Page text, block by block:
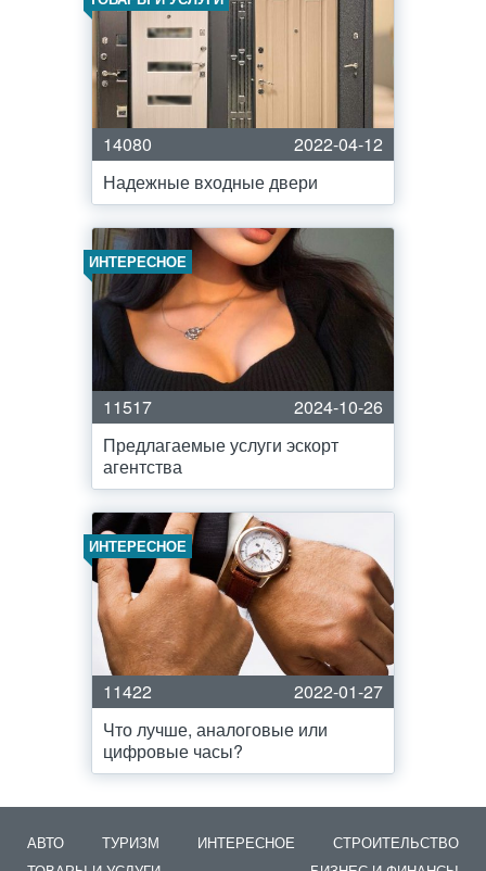
14080
2022-04-12
Надежные входные двери
ИНТЕРЕСНОЕ
11517
2024-10-26
Предлагаемые услуги эскорт
агентства
ИНТЕРЕСНОЕ
11422
2022-01-27
Что лучше, аналоговые или
цифровые часы?
АВТО ТУРИЗМ ИНТЕРЕСНОЕ
СТРОИТЕЛЬСТВО